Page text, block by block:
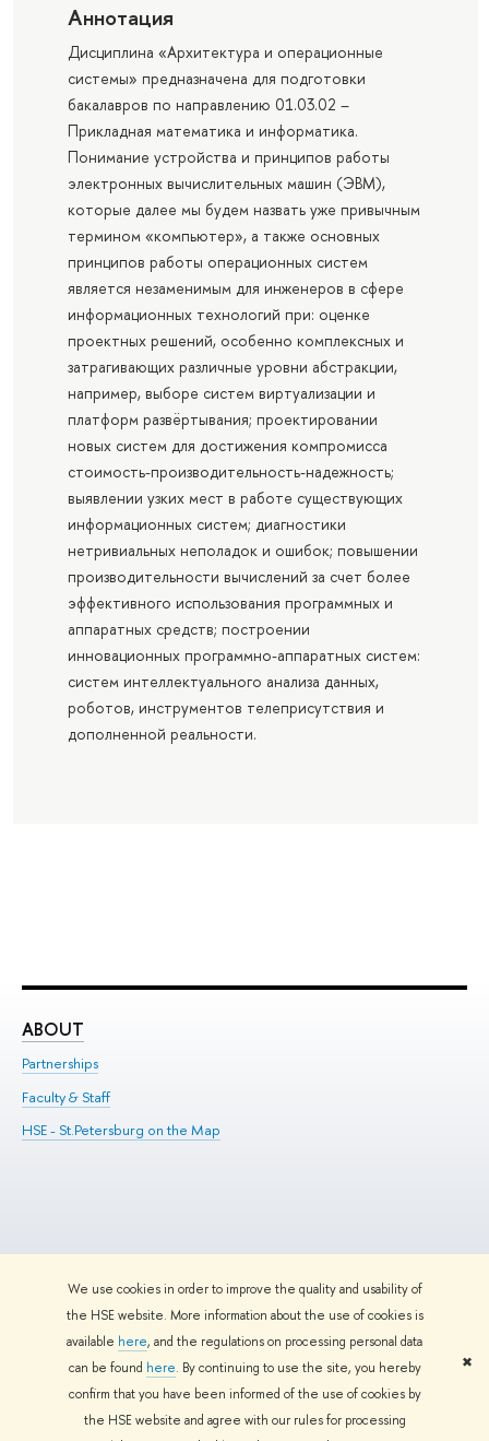
We use cookies in order to improve the quality and usability of
the HSE website. More information about the use of cookies is
available here, and the regulations on processing personal data
can be found here. By continuing to use the site, you hereby
confirm that you have been informed of the use of cookies by
the HSE website and agree with our rules for processing
✖
Аннотация
Дисциплина «Архитектура и операционные
системы» предназначена для подготовки
бакалавров по направлению 01.03.02 –
Прикладная математика и информатика.
Понимание устройства и принципов работы
электронных вычислительных машин (ЭВМ),
которые далее мы будем назвать уже привычным
термином «компьютер», а также основных
принципов работы операционных систем
является незаменимым для инженеров в сфере
информационных технологий при: оценке
проектных решений, особенно комплексных и
затрагивающих различные уровни абстракции,
например, выборе систем виртуализации и
платформ развёртывания; проектировании
новых систем для достижения компромисса
стоимость-производительность-надежность;
выявлении узких мест в работе существующих
информационных систем; диагностики
нетривиальных неполадок и ошибок; повышении
производительности вычислений за счет более
эффективного использования программных и
аппаратных средств; построении
инновационных программно-аппаратных систем:
систем интеллектуального анализа данных,
роботов, инструментов телеприсутствия и
дополненной реальности.
ABOUT
Partnerships
Faculty & Staff
HSE - St.Petersburg on the Map
Edit
© HSE University 1993–2026 Contacts Copyright Privacy Policy
HSE Sans and HSE Slab fonts developed by the HSE Art and Design